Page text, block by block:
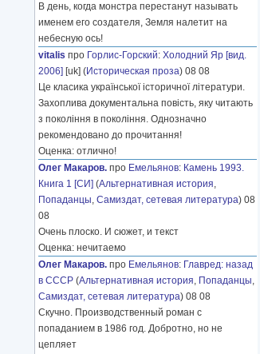
В день, когда монстра перестанут называть
именем его создателя, Земля налетит на
небесную ось!
vitalis про Горлис-Горский: Холодний Яр [вид.
2006] [uk] (Историческая проза) 08 08
Це класика української історичної літератури.
Захоплива документальна повість, яку читають
з покоління в покоління. Однозначно
рекомендовано до прочитання!
Оценка: отлично!
Олег Макаров. про Емельянов: Камень 1993.
Книга 1 [СИ] (Альтернативная история,
Попаданцы, Самиздат, сетевая литература) 08
08
Очень плоско. И сюжет, и текст
Оценка: нечитаемо
Олег Макаров. про Емельянов: Главред: назад
в СССР (Альтернативная история, Попаданцы,
Самиздат, сетевая литература) 08 08
Скучно. Производственный роман с
попаданием в 1986 год. Добротно, но не
цепляет